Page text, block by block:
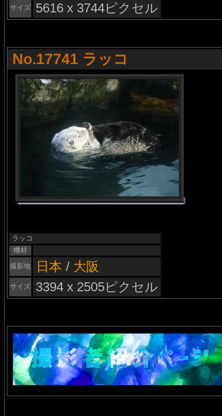
サイズ 5616 x 3744ピクセル
No.17741 ラッコ
ラッコ
機材
撮影地
日本 / 大阪
サイズ 3394 x 2505ピクセル